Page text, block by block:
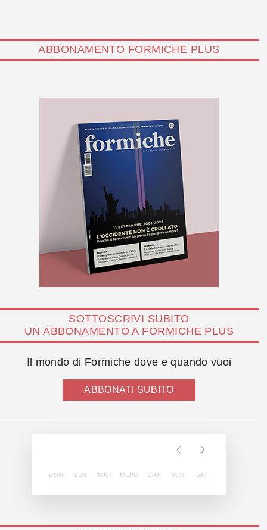
ABBONAMENTO FORMICHE PLUS
SOTTOSCRIVI SUBITO
UN ABBONAMENTO A FORMICHE PLUS
Il mondo di Formiche dove e quando vuoi
ABBONATI SUBITO
DOM LUN MAR MERC GIO VEN SAT